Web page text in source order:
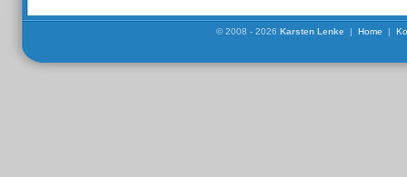
© 2008 - 2026Karsten Lenke |Home |